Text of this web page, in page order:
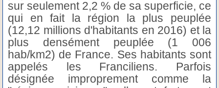
sur seulement 2,2 % de sa superficie, ce
qui en fait la région la plus peuplée
(12,12 millions d'habitants en 2016) et la
plus densément peuplée (1 006
hab/km2) de France. Ses habitants sont
appelés les Franciliens. Parfois
désignée improprement comme la